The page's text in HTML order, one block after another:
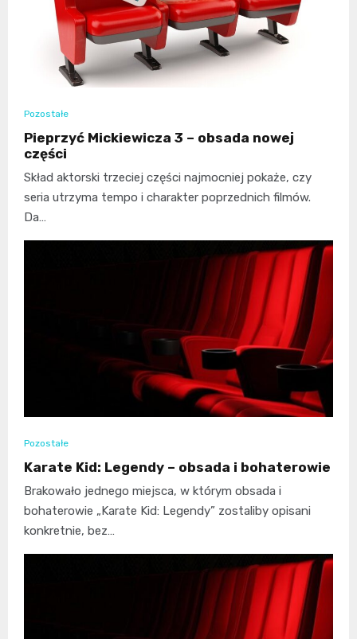
Pozostałe
Pieprzyć Mickiewicza 3 – obsada nowej
części
Skład aktorski trzeciej części najmocniej pokaże, czy
seria utrzyma tempo i charakter poprzednich filmów.
Da…
Pozostałe
Karate Kid: Legendy – obsada i bohaterowie
Brakowało jednego miejsca, w którym obsada i
bohaterowie „Karate Kid: Legendy” zostaliby opisani
konkretnie, bez…